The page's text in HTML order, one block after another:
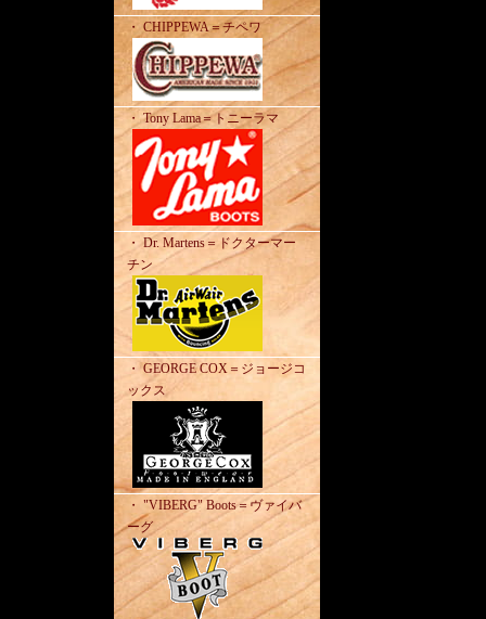
・ CHIPPEWA＝チペワ
・ Tony Lama＝トニーラマ
・ Dr. Martens＝ドクターマー
チン
・ GEORGE COX＝ジョージコ
ックス
・ "VIBERG" Boots＝ヴァイバ
ーグ